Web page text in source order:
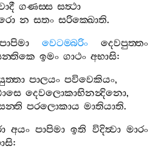
ගණස‍්ස සත්‍ථා
න සතං සරික‍්ඛොති.
පාපිමා වෙටම‍්බරිං
දෙවපුත‍්තං
ඉමං ගාථං අභාසි:
පාලයං පවිවෙකියං,
දෙවලොකාභිනන්‍දිනො,
පරලොකාය මාතියාති.
අයං පාපිමා ඉති විදිත්‍වා මාරං
: